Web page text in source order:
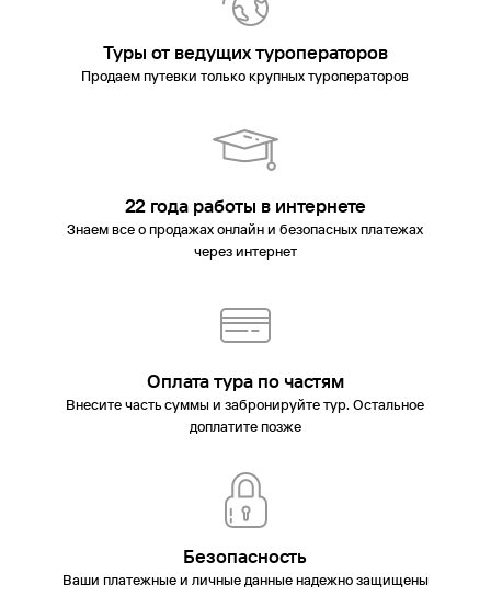
Туры от ведущих туроператоров
Продаем путевки только крупных туроператоров
22 года работы в интернете
Знаем все о продажах онлайн и безопасных платежах
через интернет
Оплата тура по частям
Внесите часть суммы и забронируйте тур. Остальное
доплатите позже
Безопасность
Ваши платежные и личные данные надежно защищены